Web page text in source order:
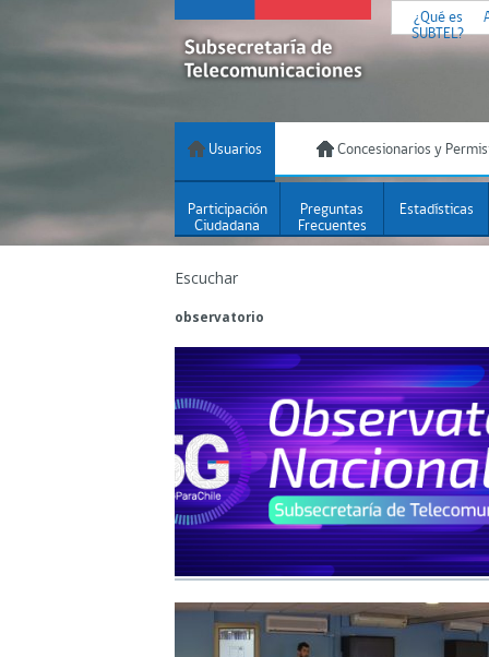
¿Qué es
SUBTEL?
Usuarios Concesionarios y
Participación
Ciudadana
Preguntas
Frecuentes
Estadísticas
Escuchar
observatorio